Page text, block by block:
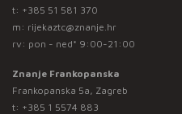
t: +385 51 581 370
m: rijekaztc@znanje.hr
rv: pon - ned* 9:00-21:00
Znanje Frankopanska
Frankopanska 5a, Zagreb
t: +385 1 5574 883